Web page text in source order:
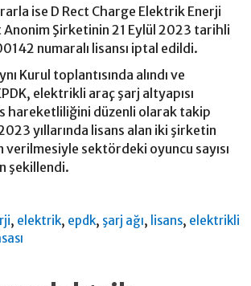
ise D Rect Charge Elektrik Enerji
Anonim Şirketinin 21 Eylül 2023 tarihli
numaralı lisansı iptal edildi.
Kurul toplantısında alındı ve
elektrikli araç şarj altyapısı
hareketliliğini düzenli olarak takip
yıllarında lisans alan iki şirketin
sektördeki oyuncu sayısı
şekillendi.
, elektrik, epdk, şarj ağı, lisans, elektrikli